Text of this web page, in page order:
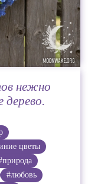
нежно
цветы
#любовь